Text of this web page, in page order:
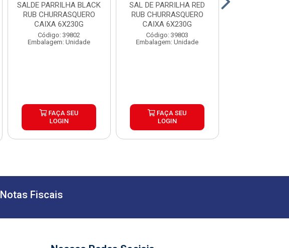
SALDE PARRILHA BLACK
RUB CHURRASQUERO
CAIXA 6X230G
Código: 39802
Embalagem: Unidade
FAÇA SEU
LOGIN
SAL DE PARRILHA RED
RUB CHURRASQUERO
CAIXA 6X230G
Código: 39803
Embalagem: Unidade
FAÇA SEU
LOGIN
Notas Fiscais